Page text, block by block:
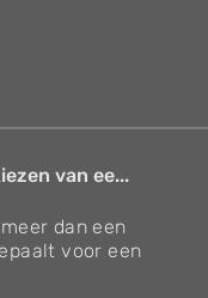
van ee...
dan een
voor een